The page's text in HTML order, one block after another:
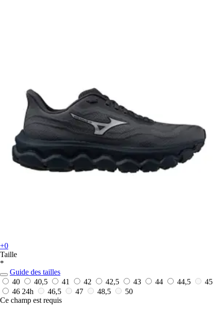
+0
Taille
*
Guide des tailles
40
40,5 41 42 42,5 43 44 44,5
45
46 24h 46,5 47 48,5
50
Ce champ est requis